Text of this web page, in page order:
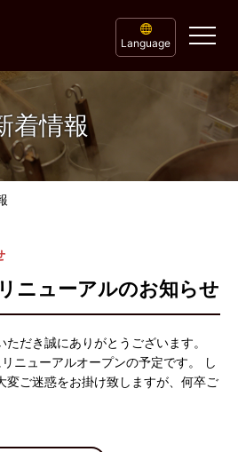
Language
着情報
ニューアルのお知らせ
だき誠にありがとうございます。
ニューアルオープンの予定です。 し
変ご迷惑をお掛け致しますが、何卒ご